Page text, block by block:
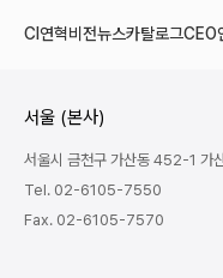
CI연혁비전뉴스카탈로그CEO
서울 (본사)
서울시 금천구 가산동 452-1 가
Tel. 02-6105-7550
Fax. 02-6105-7570